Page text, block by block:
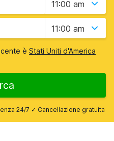
11:00 am
11:00 am
è Stati Uniti d'America
24/7 ✓ Cancellazione gratuita